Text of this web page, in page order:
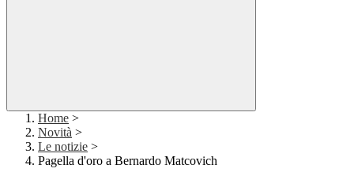
Home >
Novità >
Le notizie >
Pagella d'oro a Bernardo Matcovich